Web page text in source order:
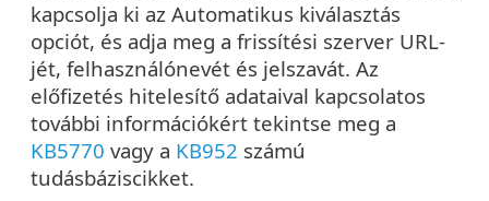
kapcsolja ki az Automatikus kiválasztás
opciót, és adja meg a frissítési szerver URL-
jét, felhasználónevét és jelszavát. Az
előfizetés hitelesítő adataival kapcsolatos
további információkért tekintse meg a
KB5770 vagy a KB952 számú
tudásbáziscikket.